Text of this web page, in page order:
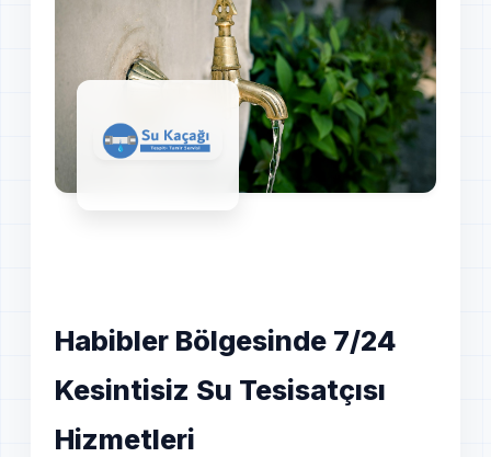
Habibler Bölgesinde 7/24
Kesintisiz Su Tesisatçısı
Hizmetleri